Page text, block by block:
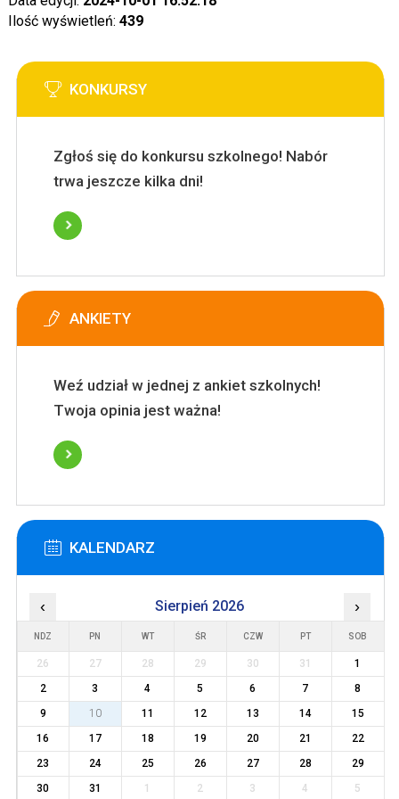
Ilość wyświetleń: 439
KONKURSY
Zgłoś się do konkursu szkolnego! Nabór
trwa jeszcze kilka dni!
ANKIETY
Weź udział w jednej z ankiet szkolnych!
Twoja opinia jest ważna!
KALENDARZ
‹ Sierpień 2026 ›
NDZ PN WT ŚR CZW PT SOB
26 27 28 29 30 31
1
2
3 4 5 6 7
8
9
10 11 12 13 14
15
16
17 18 19 20 21
22
23
24 25 26 27 28
29
30
31 1 2 3 4 5